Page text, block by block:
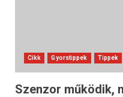
Cikk Gyorstippek Tippek
Szenzor működik,